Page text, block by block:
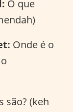
O que
Onde é o
são? (keh